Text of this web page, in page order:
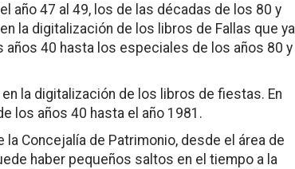
año 47 al 49, los de las décadas de los 80 y
la digitalización de los libros de Fallas que ya
40 hasta los especiales de los años 80 y
la digitalización de los libros de fiestas. En
los años 40 hasta el año 1981.
Concejalía de Patrimonio, desde el área de
haber pequeños saltos en el tiempo a la